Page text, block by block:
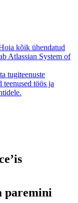
kõik ühendatud
Atlassian System of
tugiteenuste
töös ja
paremini